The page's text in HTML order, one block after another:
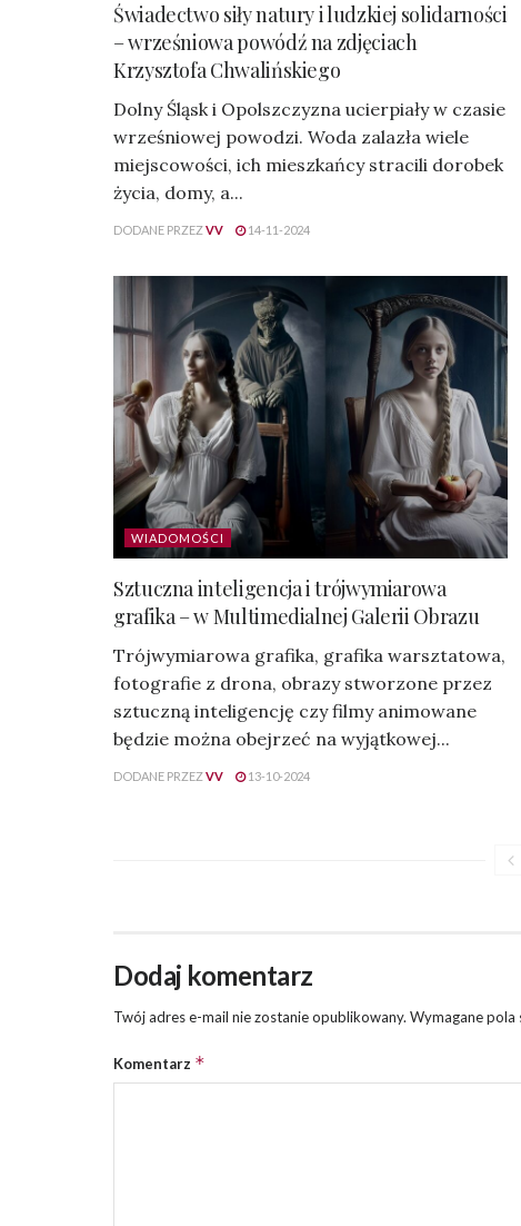
Świadectwo siły natury i ludzkiej solidarności
– wrześniowa powódź na zdjęciach
Krzysztofa Chwalińskiego
Dolny Śląsk i Opolszczyzna ucierpiały w czasie
wrześniowej powodzi. Woda zalazła wiele
miejscowości, ich mieszkańcy stracili dorobek
życia, domy, a...
DODANE PRZEZVV 14-11-2024
WIADOMOŚCI
Sztuczna inteligencja i trójwymiarowa
grafika – w Multimedialnej Galerii Obrazu
Trójwymiarowa grafika, grafika warsztatowa,
fotografie z drona, obrazy stworzone przez
sztuczną inteligencję czy filmy animowane
będzie można obejrzeć na wyjątkowej...
DODANE PRZEZVV 13-10-2024
Dodaj komentarz
Twój adres e-mail nie zostanie opublikowany. Wymagane pola
Komentarz *